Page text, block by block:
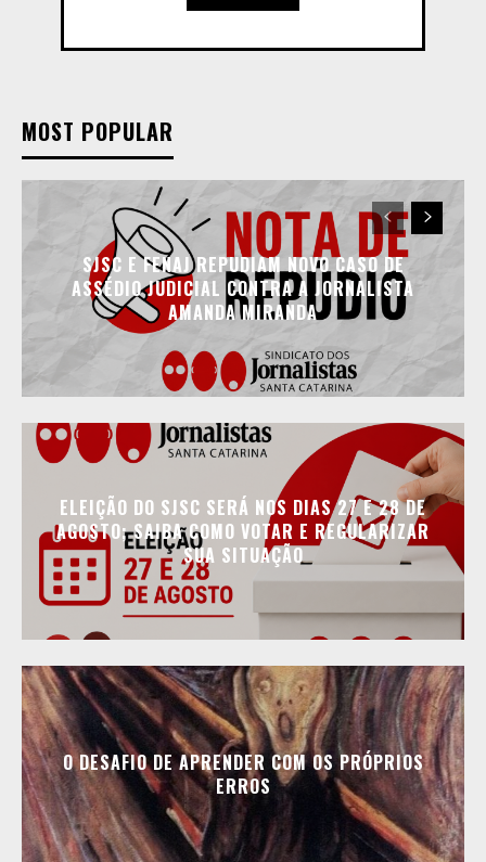
MOST POPULAR
SJSC E FENAJ REPUDIAM NOVO CASO DE
ASSÉDIO JUDICIAL CONTRA A JORNALISTA
AMANDA MIRANDA
ELEIÇÃO DO SJSC SERÁ NOS DIAS 27 E 28 DE
AGOSTO; SAIBA COMO VOTAR E REGULARIZAR
SUA SITUAÇÃO
O DESAFIO DE APRENDER COM OS PRÓPRIOS
ERROS